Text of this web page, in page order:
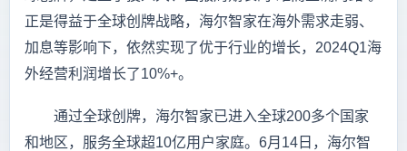
正是得益于全球创牌战略，海尔智家在海外需求走弱、
加息等影响下，依然实现了优于行业的增长，2024Q1海
外经营利润增长了10%+。
通过全球创牌，海尔智家已进入全球200多个国家
和地区，服务全球超10亿用户家庭。6月14日，海尔智